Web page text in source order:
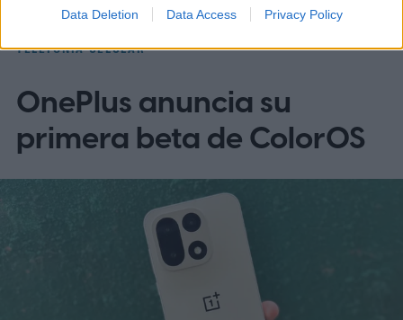
Data Deletion Data Access Privacy Policy
TELEFONÍA CELULAR
OnePlus anuncia su
primera beta de ColorOS